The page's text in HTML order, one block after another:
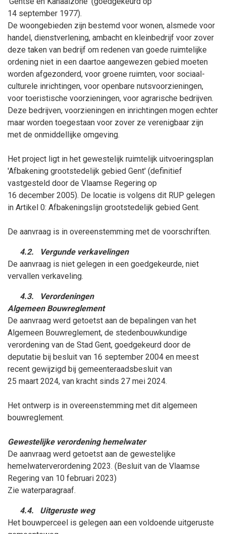
14 september 1977).
De woongebieden zijn bestemd voor wonen, alsmede voor
handel, dienstverlening, ambacht en kleinbedrijf voor zover
deze taken van bedrijf om redenen van goede ruimtelijke
ordening niet in een daartoe aangewezen gebied moeten
worden afgezonderd, voor groene ruimten, voor sociaal-
culturele inrichtingen, voor openbare nutsvoorzieningen,
voor toeristische voorzieningen, voor agrarische bedrijven.
Deze bedrijven, voorzieningen en inrichtingen mogen echter
maar worden toegestaan voor zover ze verenigbaar zijn
met de onmiddellijke omgeving.
Het project ligt in het gewestelijk ruimtelijk uitvoeringsplan
'Afbakening grootstedelijk gebied Gent' (definitief
vastgesteld door de Vlaamse Regering op
16 december 2005). De locatie is volgens dit RUP gelegen
in Artikel 0: Afbakeningslijn grootstedelijk gebied Gent.
De aanvraag is in overeenstemming met de voorschriften.
4.2.
Vergunde verkavelingen
De aanvraag is niet gelegen in een goedgekeurde, niet
vervallen verkaveling.
4.3.
Verordeningen
Algemeen Bouwreglement
De aanvraag werd getoetst aan de bepalingen van het
Algemeen Bouwreglement, de stedenbouwkundige
verordening van de Stad Gent, goedgekeurd door de
deputatie bij besluit van 16 september 2004 en meest
recent gewijzigd bij gemeenteraadsbesluit van
25 maart 2024, van kracht sinds 27 mei 2024.
Het ontwerp is in overeenstemming met dit algemeen
bouwreglement.
Gewestelijke verordening hemelwater
De aanvraag werd getoetst aan de gewestelijke
hemelwaterverordening 2023. (Besluit van de Vlaamse
Regering van 10 februari 2023)
Zie waterparagraaf.
4.4.
Uitgeruste weg
Het bouwperceel is gelegen aan een voldoende uitgeruste